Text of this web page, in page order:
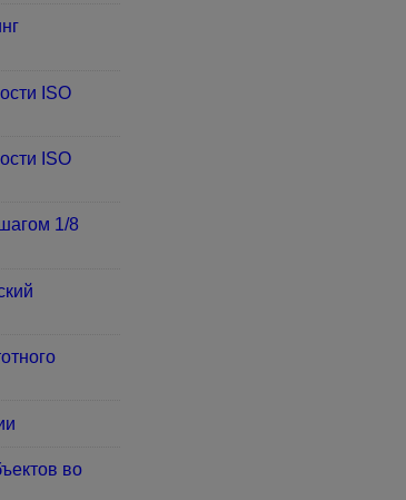
ISO
ISO
1/8
во